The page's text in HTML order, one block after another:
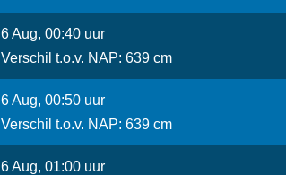
6 Aug, 00:40 uur
Verschil t.o.v. NAP: 639 cm
6 Aug, 00:50 uur
Verschil t.o.v. NAP: 639 cm
6 Aug, 01:00 uur